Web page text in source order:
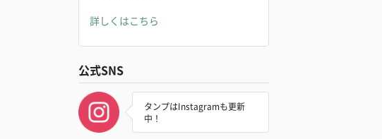
詳しくはこちら
公式SNS
タンプはInstagramも更新
中！